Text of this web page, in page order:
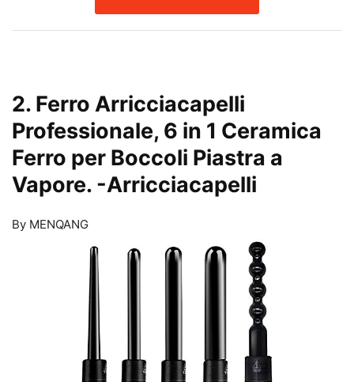
2. Ferro Arricciacapelli
Professionale, 6 in 1 Ceramica
Ferro per Boccoli Piastra a
Vapore. -Arricciacapelli
By MENQANG